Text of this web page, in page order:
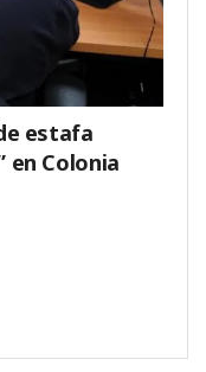
estafa
en Colonia